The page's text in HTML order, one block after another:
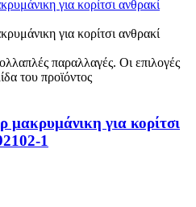
παραλλαγές. Οι επιλογές
του προϊόντος
μακρυμάνικη για κορίτσι
1